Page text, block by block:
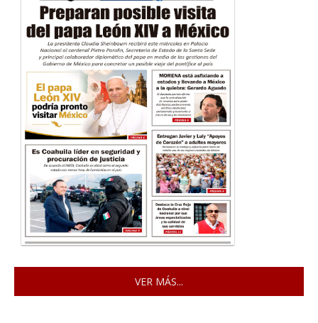
VER MÁS...